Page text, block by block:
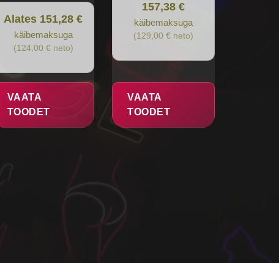
Alates 151,28 €
käibemaksuga
(124,00 € neto)
VAATA
TOODET
157,38 €
käibemaksuga
(129,00 € neto)
VAATA
TOODET